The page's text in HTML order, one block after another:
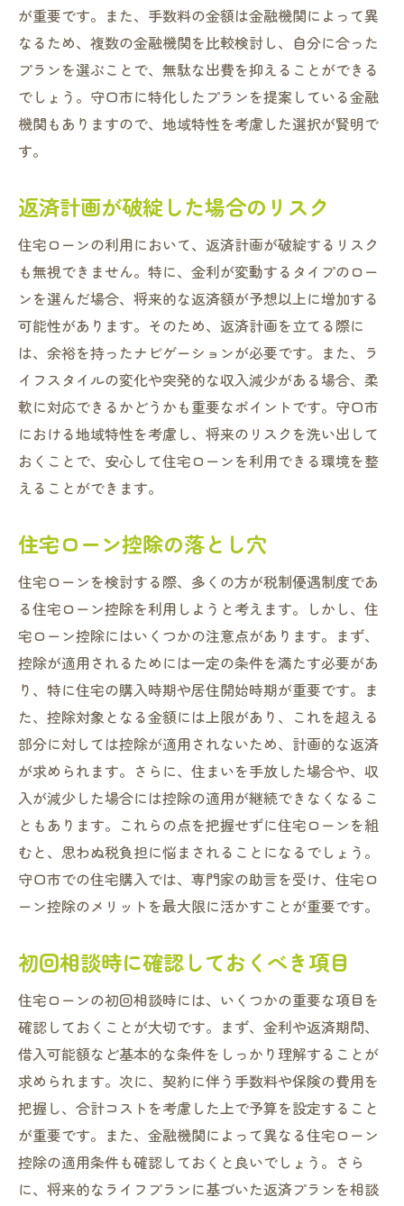
が重要です。また、手数料の金額は金融機関によって異
なるため、複数の金融機関を比較検討し、自分に合った
プランを選ぶことで、無駄な出費を抑えることができる
でしょう。守口市に特化したプランを提案している金融
機関もありますので、地域特性を考慮した選択が賢明で
す。
返済計画が破綻した場合のリスク
住宅ローンの利用において、返済計画が破綻するリスク
も無視できません。特に、金利が変動するタイプのロー
ンを選んだ場合、将来的な返済額が予想以上に増加する
可能性があります。そのため、返済計画を立てる際に
は、余裕を持ったナビゲーションが必要です。また、ラ
イフスタイルの変化や突発的な収入減少がある場合、柔
軟に対応できるかどうかも重要なポイントです。守口市
における地域特性を考慮し、将来のリスクを洗い出して
おくことで、安心して住宅ローンを利用できる環境を整
えることができます。
住宅ローン控除の落とし穴
住宅ローンを検討する際、多くの方が税制優遇制度であ
る住宅ローン控除を利用しようと考えます。しかし、住
宅ローン控除にはいくつかの注意点があります。まず、
控除が適用されるためには一定の条件を満たす必要があ
り、特に住宅の購入時期や居住開始時期が重要です。ま
た、控除対象となる金額には上限があり、これを超える
部分に対しては控除が適用されないため、計画的な返済
が求められます。さらに、住まいを手放した場合や、収
入が減少した場合には控除の適用が継続できなくなるこ
ともあります。これらの点を把握せずに住宅ローンを組
むと、思わぬ税負担に悩まされることになるでしょう。
守口市での住宅購入では、専門家の助言を受け、住宅ロ
ーン控除のメリットを最大限に活かすことが重要です。
初回相談時に確認しておくべき項目
住宅ローンの初回相談時には、いくつかの重要な項目を
確認しておくことが大切です。まず、金利や返済期間、
借入可能額など基本的な条件をしっかり理解することが
求められます。次に、契約に伴う手数料や保険の費用を
把握し、合計コストを考慮した上で予算を設定すること
が重要です。また、金融機関によって異なる住宅ローン
控除の適用条件も確認しておくと良いでしょう。さら
に、将来的なライフプランに基づいた返済プランを相談